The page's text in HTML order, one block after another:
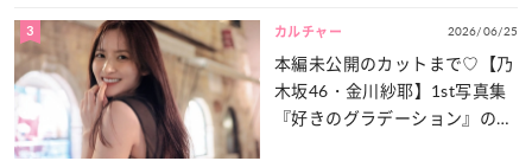
3 カルチャー 2026/06/25
本編未公開のカットまで♡【乃
木坂46・金川紗耶】1st写真集
『好きのグラデーション』の魅